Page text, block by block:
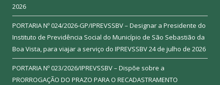
2026
PORTARIA Nº 024/2026-GP/IPREVSSBV – Designar a Presidente do
Instituto de Previdência Social do Município de São Sebastião da
Boa Vista, para viajar a serviço do IPREVSSBV24 de julho de 2026
PORTARIA Nº 023/2026/IPREVSSBV – Dispõe sobre a
PRORROGAÇÃO DO PRAZO PARA O RECADASTRAMENTO